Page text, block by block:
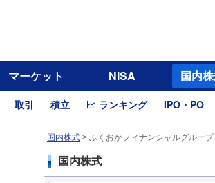
マーケット NISA 国内
取引 積立 ランキング IPO・PO
国内株式 > ふくおかフィナンシャルグルー
国内株式